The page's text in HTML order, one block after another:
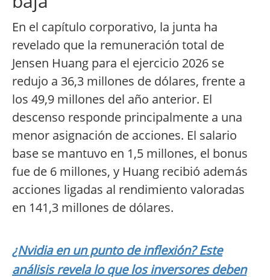
En el capítulo corporativo, la junta ha
revelado que la remuneración total de
Jensen Huang para el ejercicio 2026 se
redujo a 36,3 millones de dólares, frente a
los 49,9 millones del año anterior. El
descenso responde principalmente a una
menor asignación de acciones. El salario
base se mantuvo en 1,5 millones, el bonus
fue de 6 millones, y Huang recibió además
acciones ligadas al rendimiento valoradas
en 141,3 millones de dólares.
¿Nvidia en un punto de inflexión? Este
análisis revela lo que los inversores deben